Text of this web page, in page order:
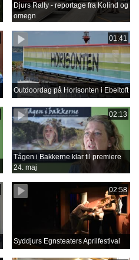
Djurs Rally - reportage fra Kolind og
omegn
01:41
Outdoordag på Horisonten i Ebeltoft
02:13
Tågen i Bakkerne klar til premiere
24. maj
02:58
Syddjurs Egnsteaters Aprilfestival